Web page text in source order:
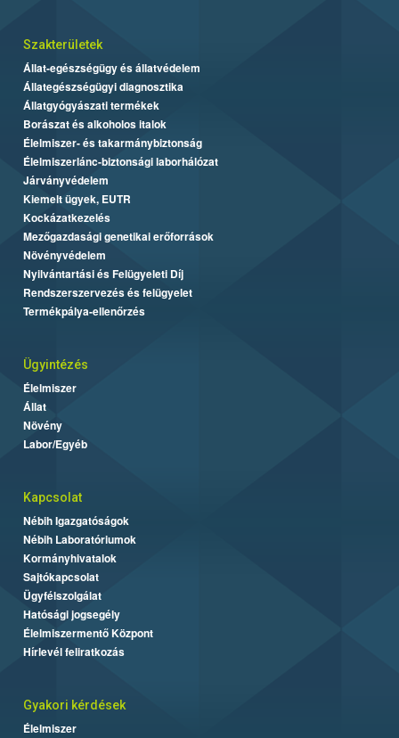
Szakterületek
Állat-egészségügy és állatvédelem
Állategészségügyi diagnosztika
Állatgyógyászati termékek
Borászat és alkoholos italok
Élelmiszer- és takarmánybiztonság
Élelmiszerlánc-biztonsági laborhálózat
Járványvédelem
Kiemelt ügyek, EUTR
Kockázatkezelés
Mezőgazdasági genetikai erőforrások
Növényvédelem
Nyilvántartási és Felügyeleti Díj
Rendszerszervezés és felügyelet
Termékpálya-ellenőrzés
Ügyintézés
Élelmiszer
Állat
Növény
Labor/Egyéb
Kapcsolat
Nébih Igazgatóságok
Nébih Laboratóriumok
Kormányhivatalok
Sajtókapcsolat
Ügyfélszolgálat
Hatósági jogsegély
Élelmiszermentő Központ
Hírlevél feliratkozás
Gyakori kérdések
Élelmiszer